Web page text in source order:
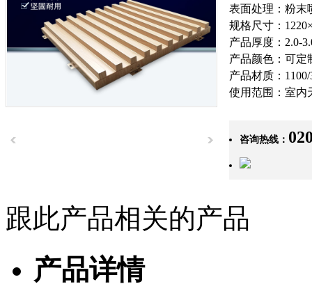
表面处理：粉末
规格尺寸：
产品厚度：2.0-
产品颜色：可定
产品材质：
使用范围：室内
咨询热线：
跟此产品相关的产品
产品详情